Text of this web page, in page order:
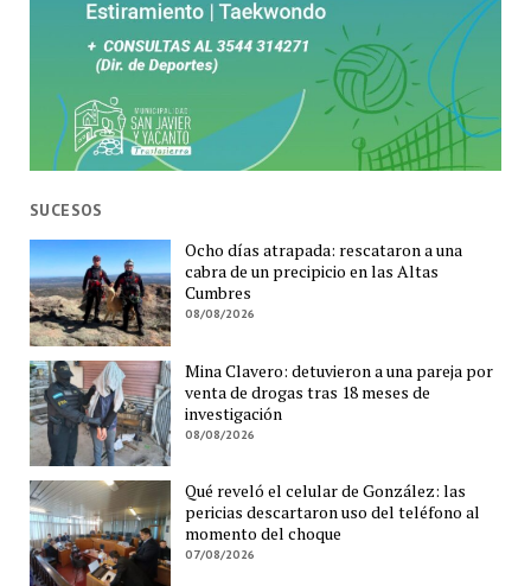
SUCESOS
Ocho días atrapada: rescataron a una
cabra de un precipicio en las Altas
Cumbres
08/08/2026
Mina Clavero: detuvieron a una pareja por
venta de drogas tras 18 meses de
investigación
08/08/2026
Qué reveló el celular de González: las
pericias descartaron uso del teléfono al
momento del choque
07/08/2026